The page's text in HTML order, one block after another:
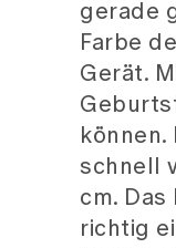
gerade
Farbe
Gerät.
können.
schnell
cm.
richtig